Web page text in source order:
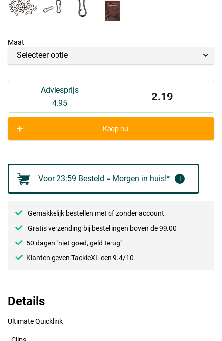
Maat
Adviesprijs
4.95
2.19
+ Koop nu
Voor 23:59 Besteld = Morgen in huis!* i
Gemakkelijk bestellen met of zonder account
Gratis verzending bij bestellingen boven de 99.00
50 dagen "niet goed, geld terug"
Klanten geven TackleXL een 9.4/10
Details
Ultimate Quicklink